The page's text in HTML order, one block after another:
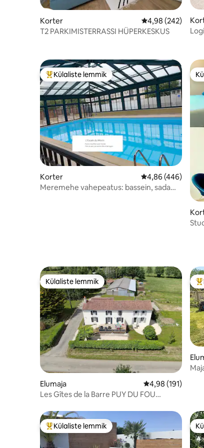
Korter Keskmine
4,98 (242)
T2 PARKIMISTERRASSI HÜPERKESKUS
Külaliste suur lemmik
Külaliste lemmik
Korter Keskmine
4,86 (446)
Meremehe vahepeatus: bassein, sadam,
Külaliste lemmik
Külaliste lemmik
Elumaja Keskmine
4,98 (191)
Les Gîtes de la Barre PUY DU FOU
Külaliste suur lemmik
Külaliste lemmik